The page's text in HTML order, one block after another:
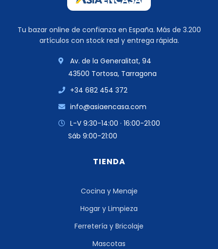
Tu bazar online de confianza en España. Más de 3.200
artículos con stock real y entrega rápida.
Av. de la Generalitat, 94
43500 Tortosa, Tarragona
+34 682 454 372
info@asiaencasa.com
L-V 9:30-14:00 · 16:00-21:00
Sáb 9:00-21:00
TIENDA
Cocina y Menaje
Hogar y Limpieza
Ferretería y Bricolaje
Mascotas